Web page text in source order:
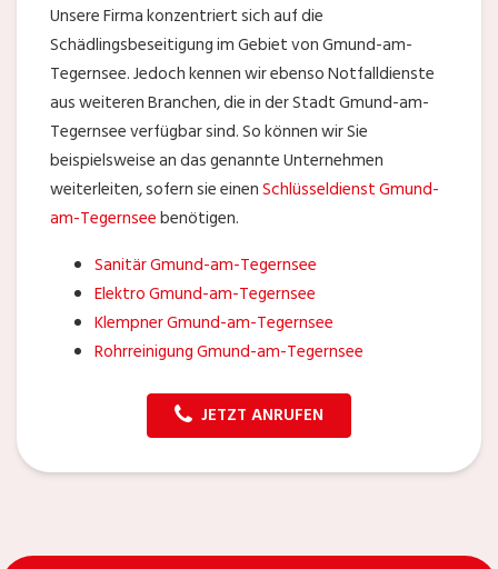
Unsere Firma konzentriert sich auf die
Schädlingsbeseitigung im Gebiet von Gmund-am-
Tegernsee. Jedoch kennen wir ebenso Notfalldienste
aus weiteren Branchen, die in der Stadt Gmund-am-
Tegernsee verfügbar sind. So können wir Sie
beispielsweise an das genannte Unternehmen
weiterleiten, sofern sie einenSchlüsseldienst Gmund-
am-Tegernseebenötigen.
Sanitär Gmund-am-Tegernsee
Elektro Gmund-am-Tegernsee
Klempner Gmund-am-Tegernsee
Rohrreinigung Gmund-am-Tegernsee
JETZT ANRUFEN